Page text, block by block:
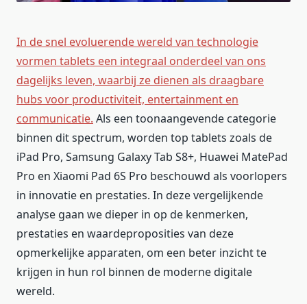
In de snel evoluerende wereld van technologie
vormen tablets een integraal onderdeel van ons
dagelijks leven, waarbij ze dienen als draagbare
hubs voor productiviteit, entertainment en
communicatie. Als een toonaangevende categorie
binnen dit spectrum, worden top tablets zoals de
iPad Pro, Samsung Galaxy Tab S8+, Huawei MatePad
Pro en Xiaomi Pad 6S Pro beschouwd als voorlopers
in innovatie en prestaties. In deze vergelijkende
analyse gaan we dieper in op de kenmerken,
prestaties en waardeproposities van deze
opmerkelijke apparaten, om een beter inzicht te
krijgen in hun rol binnen de moderne digitale
wereld.